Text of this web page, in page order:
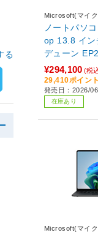
Microsoft(マイ
ノートパソ
op 13.8 イン
デューン
+ PC /13.8型
me /
モリ：16GB
M365 (24か
可能 /2026
¥294,100 (税
29,410ポイン
発売日：2026/
在庫あり
Microsoft(マイ
る